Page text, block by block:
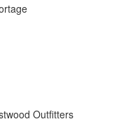
Outfitters